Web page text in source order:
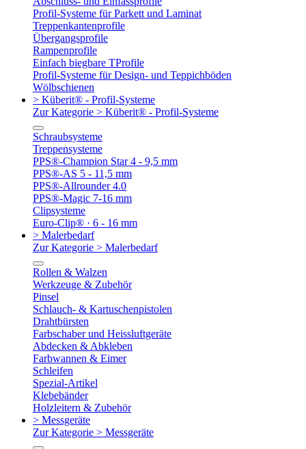
Profil-Systeme für Parkett und Laminat
Treppenkantenprofile
Übergangsprofile
Rampenprofile
Einfach biegbare TProfile
Profil-Systeme für Design- und Teppichböden
Wölbschienen
> Küberit® - Profil-Systeme
Zur Kategorie > Küberit® - Profil-Systeme
Schraubsysteme
Treppensysteme
PPS®-Champion Star 4 - 9,5 mm
PPS®-AS 5 - 11,5 mm
PPS®-Allrounder 4.0
PPS®-Magic 7-16 mm
Clipsysteme
Euro-Clip® · 6 - 16 mm
> Malerbedarf
Zur Kategorie > Malerbedarf
Rollen & Walzen
Werkzeuge & Zubehör
Pinsel
Schlauch- & Kartuschenpistolen
Drahtbürsten
Farbschaber und Heissluftgeräte
Abdecken & Abkleben
Farbwannen & Eimer
Schleifen
Spezial-Artikel
Klebebänder
Holzleitern & Zubehör
> Messgeräte
Zur Kategorie > Messgeräte